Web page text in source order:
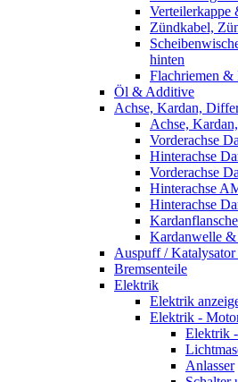
Verteilerkappe
Zündkabel,
hinten
Flachriemen &
Öl & Additive
Achse, Kardan,
Achse,
Vorderachse
Hinterachse
Vorderachse
Hinterachse
Hinterachse
Kardanflansche
Kardanwelle
Auspuff /
Bremsenteile
Elektrik
Elektrik
Elektrik -
Elektrik
Anlasser